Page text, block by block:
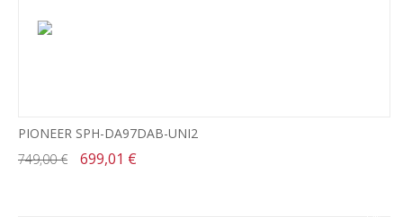
PIONEER SPH-DA97DAB-UNI2
749,00 €
699,01 €